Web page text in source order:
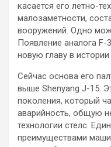
касается его летно-
малозаметности,
вооружений. Одно
Появление аналога
новую главу в
Сейчас основа его
выше Shenyang J-15.
поколения, который
аварийность, общую
технологии стелс.
преимуществами